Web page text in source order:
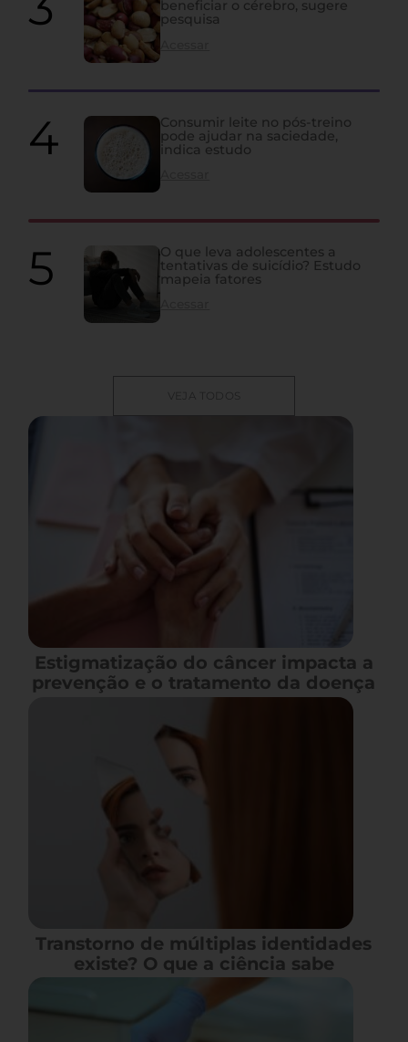
beneficiar o cérebro, sugere
pesquisa
Consumir leite no pós-treino
pode ajudar na saciedade,
indica estudo
O que leva adolescentes a
tentativas de suicídio? Estudo
mapeia fatores
VEJA TODOS
Estigmatização do câncer impacta a
prevenção e o tratamento da doença
Transtorno de múltiplas identidades
existe? O que a ciência sabe